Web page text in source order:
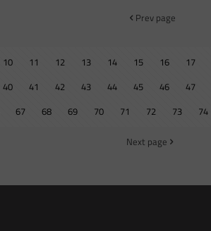
Prev page
10 11 12 13 14 15 16 17
40 41 42 43 44 45 46 47
67 68 69 70 71 72 73 74
Next page